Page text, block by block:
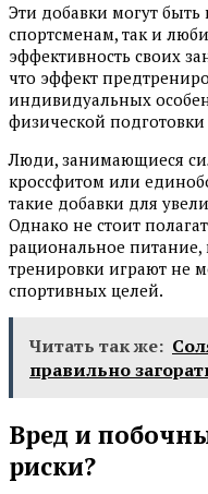
Эти добавки могут
спортсменам, так и
эффективность своих
что эффект
индивидуальных
физической
Люди, занимающиеся
кроссфитом или
такие добавки для
Однако не стоит
рациональное питание,
тренировки играют не
спортивных целей.
Читать так же:
правильно
Вред и
риски?